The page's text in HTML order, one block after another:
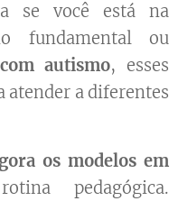
se você está na
fundamental ou
autismo, esses
atender a diferentes
os modelos em
pedagógica.